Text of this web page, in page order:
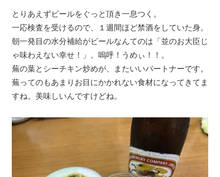
とりあえずビールをぐっと頂き一息つく。
一応検査を受けるので、１週間ほど禁酒をしていた身。
朝一発目の水分補給がビールなんてのは「並のお大臣じ
ゃ味わえない幸せ！」。嗚呼！うめぃ！！。
蕪の葉とシーチキン炒めが、またいいパートナーです。
蕪ってのもあまりお目にかかれない食材になってきてま
すね。美味しいんですけどね。